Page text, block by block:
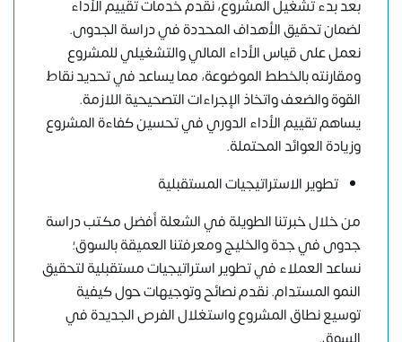
بعد بدء تشغيل المشروع، نقدم خدمات تقييم الأداء
لضمان تحقيق الأهداف المحددة في دراسة الجدوى.
نعمل على قياس الأداء المالي والتشغيلي للمشروع
ومقارنته بالخطط الموضوعة، مما يساعد في تحديد نقاط
القوة والضعف واتخاذ الإجراءات التصحيحية اللازمة.
يساهم تقييم الأداء الدوري في تحسين كفاءة المشروع
وزيادة العوائد المحتملة.
تطوير الاستراتيجيات المستقبلية
من خلال خبرتنا الطويلة في الشعلة أفضل مكتب دراسة
جدوى في جدة والخليج ومعرفتنا العميقة بالسوق؛
نساعد العملاء في تطوير استراتيجيات مستقبلية لتحقيق
النمو المستدام. نقدم نصائح وتوجيهات حول كيفية
توسيع نطاق المشروع واستغلال الفرص الجديدة في